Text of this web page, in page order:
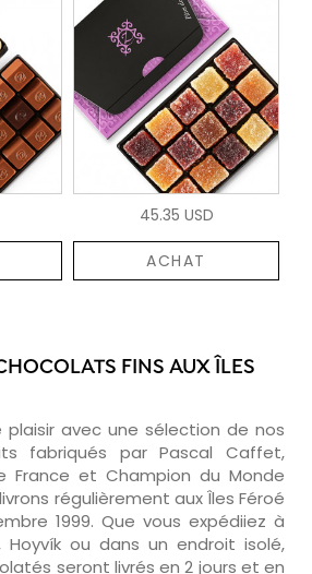
45.35 USD
ACHAT
FINS AUX ÎLES
plaisir avec une sélection de nos
fabriqués par Pascal Caffet,
France et Champion du Monde
régulièrement aux Îles Féroé
1999. Que vous expédiiez à
Hoyvík ou dans un endroit isolé,
seront livrés en 2 jours et en